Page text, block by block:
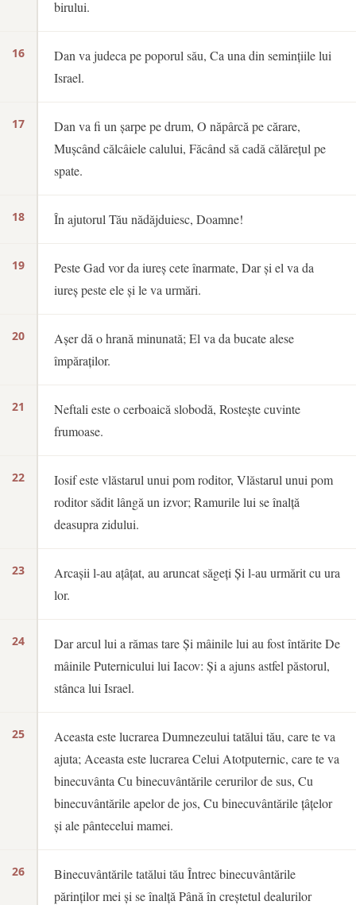
16
17
18
19
20
21
22
23
24
25
26
birului.
Dan va judeca pe poporul său, Ca una din semințiile lui
Israel.
Dan va fi un șarpe pe drum, O năpârcă pe cărare,
Mușcând călcâiele calului, Făcând să cadă călărețul pe
spate.
În ajutorul Tău nădăjduiesc, Doamne!
Peste Gad vor da iureș cete înarmate, Dar și el va da
iureș peste ele și le va urmări.
Așer dă o hrană minunată; El va da bucate alese
împăraților.
Neftali este o cerboaică slobodă, Rostește cuvinte
frumoase.
Iosif este vlăstarul unui pom roditor, Vlăstarul unui pom
roditor sădit lângă un izvor; Ramurile lui se înalță
deasupra zidului.
Arcașii l-au ațâțat, au aruncat săgeți Și l-au urmărit cu ura
lor.
Dar arcul lui a rămas tare Și mâinile lui au fost întărite De
mâinile Puternicului lui Iacov: Și a ajuns astfel păstorul,
stânca lui Israel.
Aceasta este lucrarea Dumnezeului tatălui tău, care te va
ajuta; Aceasta este lucrarea Celui Atotputernic, care te va
binecuvânta Cu binecuvântările cerurilor de sus, Cu
binecuvântările apelor de jos, Cu binecuvântările țâțelor
și ale pântecelui mamei.
Binecuvântările tatălui tău Întrec binecuvântările
părinților mei și se înalță Până în creștetul dealurilor